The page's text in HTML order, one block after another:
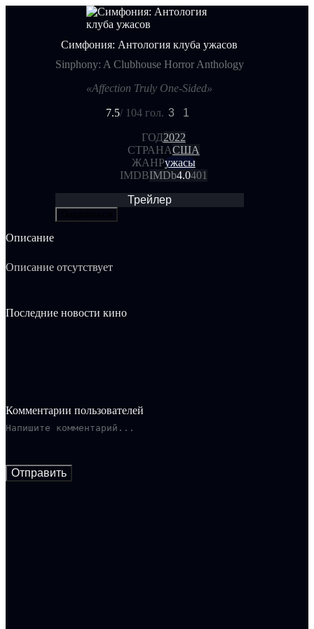
Симфония: Антология клуба ужасов
Sinphony: A Clubhouse Horror Anthology
«Affection Truly One-Sided»
7.5/ 104 гол. 3 1
ГОД2022
СТРАНАСША
ЖАНРужасы
IMDBIMDb4.0401
Трейлер
Описание
Описание отсутствует
Последние новости кино
Комментарии пользователей
Отправить